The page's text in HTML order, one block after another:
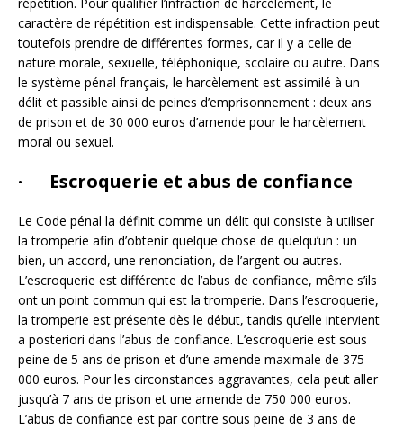
caractère de répétition est indispensable. Cette infraction peut
toutefois prendre de différentes formes, car il y a celle de
nature morale, sexuelle, téléphonique, scolaire ou autre. Dans
le système pénal français, le harcèlement est assimilé à un
délit et passible ainsi de peines d’emprisonnement : deux ans
de prison et de 30 000 euros d’amende pour le harcèlement
moral ou sexuel.
· Escroquerie et abus de confiance
Le Code pénal la définit comme un délit qui consiste à utiliser
la tromperie afin d’obtenir quelque chose de quelqu’un : un
bien, un accord, une renonciation, de l’argent ou autres.
L’escroquerie est différente de l’abus de confiance, même s’ils
ont un point commun qui est la tromperie. Dans l’escroquerie,
la tromperie est présente dès le début, tandis qu’elle intervient
a posteriori dans l’abus de confiance. L’escroquerie est sous
peine de 5 ans de prison et d’une amende maximale de 375
000 euros. Pour les circonstances aggravantes, cela peut aller
jusqu’à 7 ans de prison et une amende de 750 000 euros.
L’abus de confiance est par contre sous peine de 3 ans de